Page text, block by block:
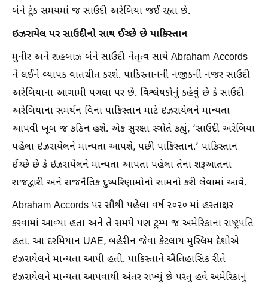
બંને ટૂંક સમયમાં જ સાઉદી અરેબિયા જઈ રહ્યા છે.
ઇઝરાયેલ પર સાઉદીનો સાથ ઈચ્છે છે પાકિસ્તાન
મુનીર અને શહબાઝ બંને સાઉદી નેતૃત્વ સાથે Abraham Accords
ને લઈને વ્યાપક વાતચીત કરશે. પાકિસ્તાનની નજીકની નજર સાઉદી
અરેબિયાના આગામી પગલા પર છે. વિશ્લેષકોનું કહેવું છે કે સાઉદી
અરેબિયાના સમર્થન વિના પાકિસ્તાન માટે ઇઝરાયેલને માન્યતા
આપવી ખૂબ જ કઠિન હશે. એક સુરક્ષા સ્ત્રોતે કહ્યું, ‘સાઉદી અરેબિયા
પહેલા ઇઝરાયેલને માન્યતા આપશે, પછી પાકિસ્તાન.’ પાકિસ્તાન
ઈચ્છે છે કે ઇઝરાયેલને માન્યતા આપતા પહેલા તેના શરૂઆતના
રાજદ્વારી અને રાજનૈતિક દુષ્પરિણામોનો સામનો કરી લેવામાં આવે.
Abraham Accords પર સૌથી પહેલા વર્ષ ૨૦૨૦ માં હસ્તાક્ષર
કરવામાં આવ્યા હતા અને તે સમયે પણ ટ્રમ્પ જ અમેરિકાના રાષ્ટ્રપતિ
હતા. આ દરમિયાન UAE, બહેરીન જેવા કેટલાય મુસ્લિમ દેશોએ
ઇઝરાયેલને માન્યતા આપી હતી. પાકિસ્તાને ઐતિહાસિક રીતે
ઇઝરાયેલને માન્યતા આપવાથી અંતર રાખ્યું છે પરંતુ હવે અમેરિકાનું